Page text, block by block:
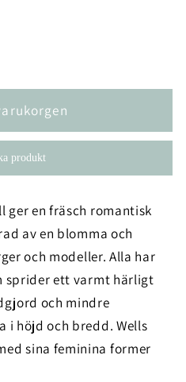
produkt
ger en fräsch romantisk
av en blomma och
och modeller. Alla har
sprider ett varmt härligt
och mindre
i höjd och bredd. Wells
sina feminina former